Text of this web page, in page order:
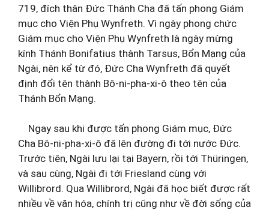
719, đích thân Đức Thánh Cha đã tấn phong Giám
mục cho Viện Phụ Wynfreth. Vì ngày phong chức
Giám mục cho Viện Phụ Wynfreth là ngày mừng
kính Thánh Bonifatius thành Tarsus, Bổn Mạng của
Ngài, nên kể từ đó, Đức Cha Wynfreth đã quyết
định đổi tên thành Bô-ni-pha-xi-ô theo tên của
Thánh Bổn Mạng.
Ngay sau khi được tấn phong Giám mục, Đức
Cha Bô-ni-pha-xi-ô đã lên đường đi tới nước Đức.
Trước tiên, Ngài lưu lại tại Bayern, rồi tới Thüringen,
và sau cùng, Ngài đi tới Friesland cùng với
Willibrord. Qua Willibrord, Ngài đã học biết được rất
nhiều về văn hóa, chính trị cũng như về đời sống của